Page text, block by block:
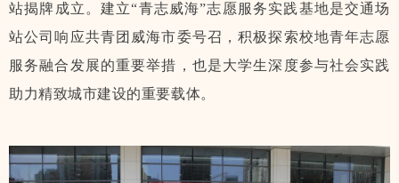
站揭牌成立。建立“青志威海”志愿服务实践基地是交通场
站公司响应共青团威海市委号召，积极探索校地青年志愿
服务融合发展的重要举措，也是大学生深度参与社会实践
助力精致城市建设的重要载体。